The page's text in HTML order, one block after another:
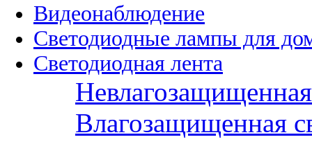
Видеонаблюдение
Светодиодные лампы для
Светодиодная лента
Влагозащищенная